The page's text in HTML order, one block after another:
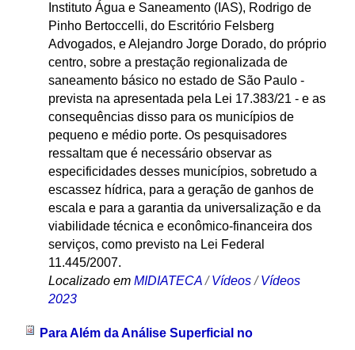
Instituto Água e Saneamento (IAS), Rodrigo de
Pinho Bertoccelli, do Escritório Felsberg
Advogados, e Alejandro Jorge Dorado, do próprio
centro, sobre a prestação regionalizada de
saneamento básico no estado de São Paulo -
prevista na apresentada pela Lei 17.383/21 - e as
consequências disso para os municípios de
pequeno e médio porte. Os pesquisadores
ressaltam que é necessário observar as
especificidades desses municípios, sobretudo a
escassez hídrica, para a geração de ganhos de
escala e para a garantia da universalização e da
viabilidade técnica e econômico-financeira dos
serviços, como previsto na Lei Federal
11.445/2007.
Localizado em MIDIATECA / Vídeos / Vídeos
2023
Para Além da Análise Superficial no